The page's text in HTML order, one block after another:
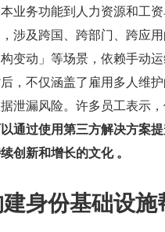
业务功能到人力资源和工
涉及跨国、跨部门、跨应
构变动」等场景，依赖手动
，不仅涵盖了雇用多人维
泄漏风险。许多员工表示
通过使用第三方解决方案
创新和增长的文化 。
身份基础设